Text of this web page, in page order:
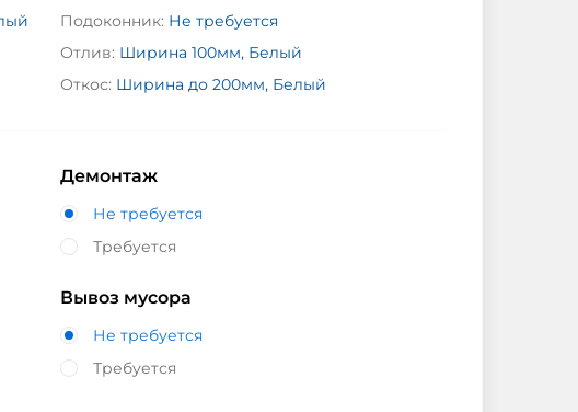
Подоконник: Не требуется
Отлив: Ширина 100мм, Белый
Откос: Ширина до 200мм, Белый
Демонтаж
Не требуется
Требуется
Вывоз мусора
Не требуется
Требуется